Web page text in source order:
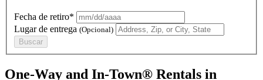
Fecha de retiro*
Lugar de entrega (Opcional)
Buscar
One-Way and In-Town® Rentals in